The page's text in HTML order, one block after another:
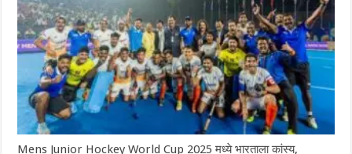
Mens Junior Hockey World Cup 2025 मध्ये भारताला कांस्य,